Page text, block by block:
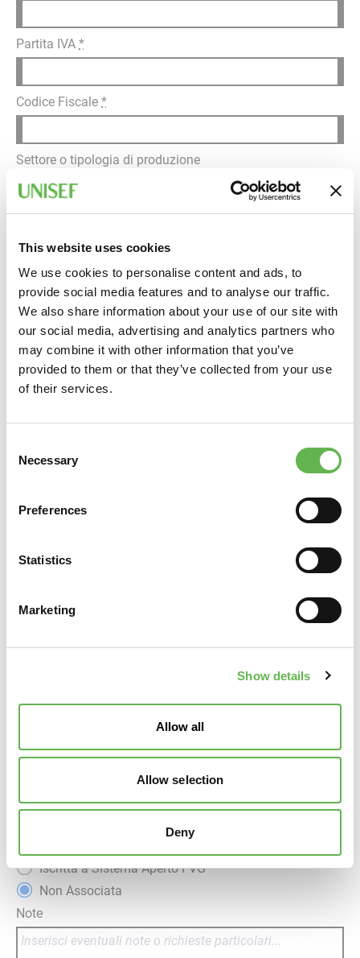
This website uses cookies
We use cookies to personalise content and ads, to
provide social media features and to analyse our traffic.
We also share information about your use of our site with
our social media, advertising and analytics partners who
may combine it with other information that you’ve
provided to them or that they’ve collected from your use
of their services.
Selection
Necessary
Preferences
Statistics
Marketing
Show details
Allow all
Allow selection
Deny
Partita IVA *
Codice Fiscale *
Settore o tipologia di produzione
Indirizzo sede legale (Via, Cap, Città, Provincia)
Telefono
Fax
Email
E-Mail per sped. Fattura (PDF)
Codice SDI
IBAN
Iscritta a Confindustria Veneto Est
Iscritta a Confindustria Alto Adriatico - Sede di
Iscritta a Sistema Aperto FVG
Non Associata
Note